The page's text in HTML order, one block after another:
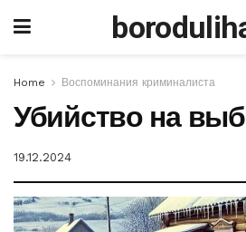
Home Воспоминания криминалиста
Убийство на
19.12.2024